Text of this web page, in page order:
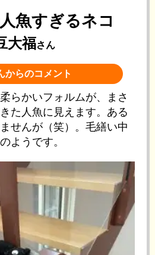
魚すぎるネコ
大福さん
からのコメント
らかいフォルムが、まさ
た人魚に見えます。ある
せんが（笑）。毛繕い中
ようです。